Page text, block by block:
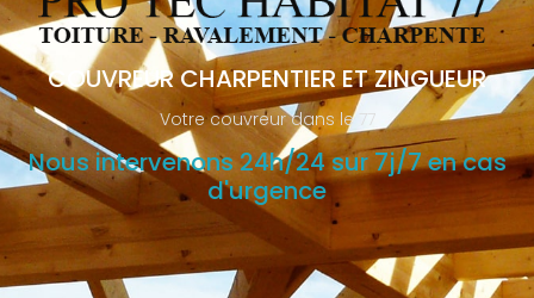
COUVREUR CHARPENTIER ET ZINGUEUR
Votre couvreur dans le 77
Nous intervenons 24h/24 sur 7j/7 en cas
d'urgence